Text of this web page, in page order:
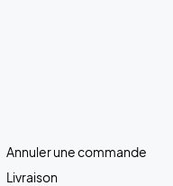
Annuler une commande
Livraison